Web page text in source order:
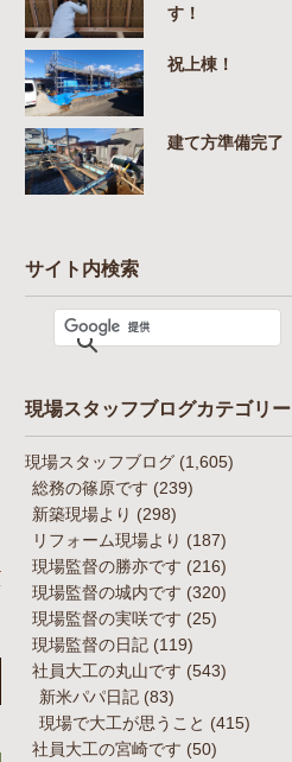
す！
祝上棟！
建て方準備完了
サイト内検索
現場スタッフブログカテゴリー
現場スタッフブログ (1,605)
総務の篠原です (239)
新築現場より (298)
リフォーム現場より (187)
現場監督の勝亦です (216)
現場監督の城内です (320)
現場監督の実咲です (25)
現場監督の日記 (119)
社員大工の丸山です (543)
新米パパ日記 (83)
現場で大工が思うこと (415)
社員大工の宮崎です (50)